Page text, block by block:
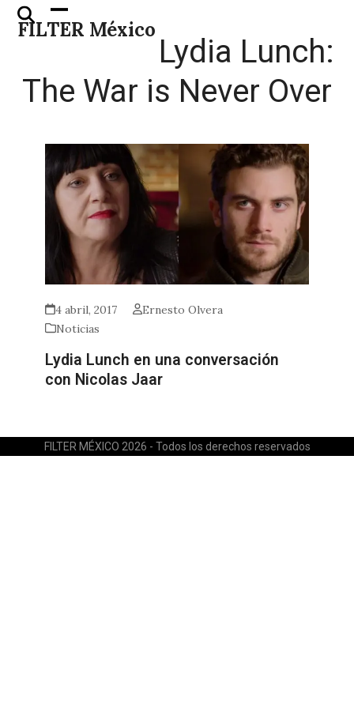
Skip
FILTER México
Open
mobile
Close
mobile
Lydia Lunch:
The War is Never Over
4 abril, 2017
Ernesto Olvera
Noticias
Lydia Lunch en una conversación
con Nicolas Jaar
FILTER MÉXICO 2026 - Todos los derechos reservados